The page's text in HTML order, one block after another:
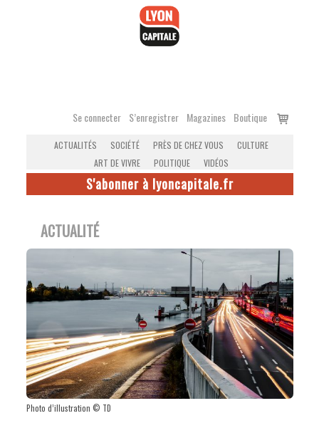
Se connecter S’enregistrer Magazines Boutique
Voir
ACTUALITÉS SOCIÉTÉ PRÈS DE CHEZ VOUS
CULTURE
ART DE VIVRE
POLITIQUE VIDÉOS
S'abonner à lyoncapitale.fr
ACTUALITÉ
Photo d’illustration © TD